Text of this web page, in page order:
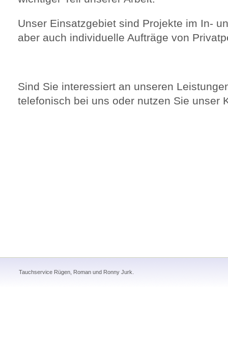
Unser Einsatzgebiet sind Projekte im In-
aber auch individuelle Aufträge von
Sind Sie interessiert an unseren
telefonisch bei uns oder nutzen Sie unser
Tauchservice Rügen, Roman und Ronny Jurk.